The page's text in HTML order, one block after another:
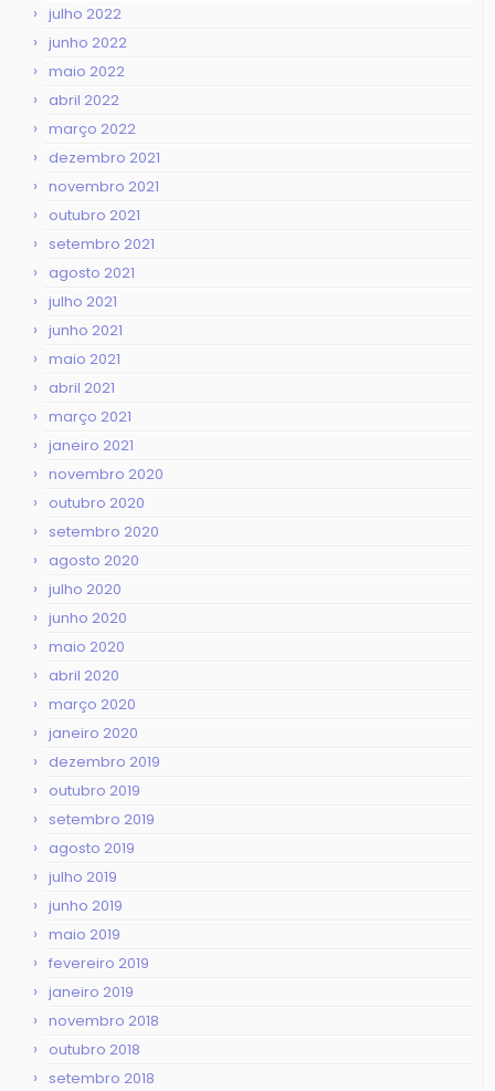
julho 2022
junho 2022
maio 2022
abril 2022
março 2022
dezembro 2021
novembro 2021
outubro 2021
setembro 2021
agosto 2021
julho 2021
junho 2021
maio 2021
abril 2021
março 2021
janeiro 2021
novembro 2020
outubro 2020
setembro 2020
agosto 2020
julho 2020
junho 2020
maio 2020
abril 2020
março 2020
janeiro 2020
dezembro 2019
outubro 2019
setembro 2019
agosto 2019
julho 2019
junho 2019
maio 2019
fevereiro 2019
janeiro 2019
novembro 2018
outubro 2018
setembro 2018